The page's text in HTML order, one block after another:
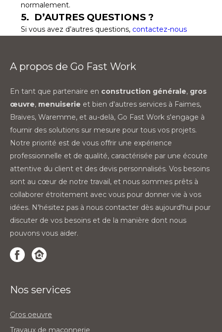
normalement.
5. D’AUTRES QUESTIONS ?
Si vous avez d’autres questions, contactez-nous
A propos de Go Fast Work
En tant que partenaire en construction générale, gros
œuvre, menuiserie et bien d'autres services à Faimes,
Braives, Waremme, et au-delà, Go Fast Work s'engage à
fournir des solutions sur mesure pour tous vos projets.
Notre priorité est de vous offrir une expérience
professionnelle et de qualité, caractérisée par une écoute
attentive du client et des devis personnalisés. Vos besoins
sont au cœur de notre travail, et nous sommes prêts à
collaborer étroitement avec vous pour donner vie à vos
idées. N'hésitez pas à nous contacter dès aujourd'hui pour
discuter de vos besoins et de la manière dont nous
pouvons vous aider.
Nos services
Gros oeuvre
Travaux de maçonnerie